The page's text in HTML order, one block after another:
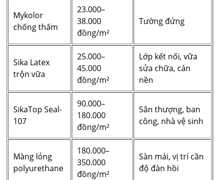
Mykolor
chống thấm
23.000–
38.000
đồng/m²
Tường đứng
Sika Latex
trộn vữa
25.000–
45.000
đồng/m²
Lớp kết nối, vữa
sửa chữa, cán
nền
SikaTop Seal-
107
90.000–
180.000
đồng/m²
Sân thượng, ban
công, nhà vệ sinh
Màng lỏng
polyurethane
180.000–
350.000
đồng/m²
Sàn mái, vị trí cần
độ đàn hồi